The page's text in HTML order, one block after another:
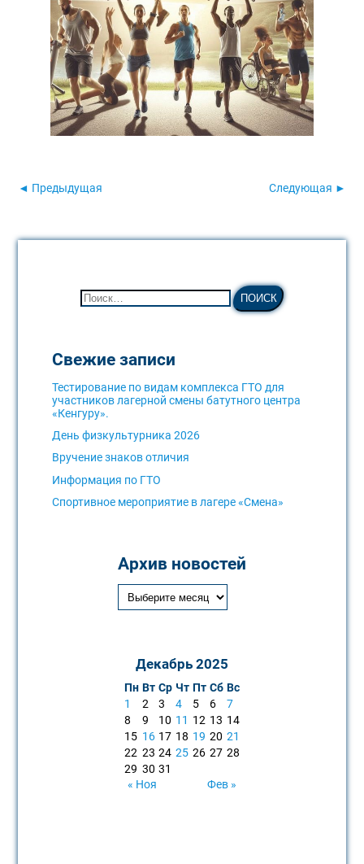
◄ Предыдущая Следующая ►
Свежие записи
Тестирование по видам комплекса ГТО для
участников лагерной смены батутного центра
«Кенгуру».
День физкультурника 2026
Вручение знаков отличия
Информация по ГТО
Спортивное мероприятие в лагере «Смена»
Архив новостей
Декабрь 2025
Пн Вт Ср Чт Пт Сб Вс
1
2 3 4 5 6
7
8
9 10 11 12 13 14
15 16 17 18 19 20 21
22 23 24 25 26 27 28
29 30 31
« Ноя
Фев »